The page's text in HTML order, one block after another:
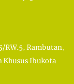
RW.5, Rambutan,
Khusus Ibukota